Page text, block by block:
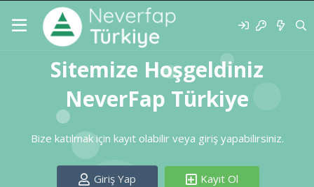
Sitemize Hoşgeldiniz
NeverFap Türkiye
Bize katılmak için kayıt olabilir veya giriş yapabilirsiniz.
Giriş Yap Kayıt Ol